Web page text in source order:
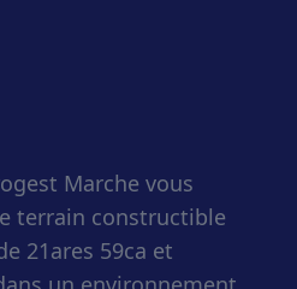
Marche vous
terrain constructible
21ares 59ca et